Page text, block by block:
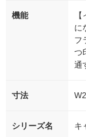
機能
に
フ
つ
通
寸法
シリーズ名 キ